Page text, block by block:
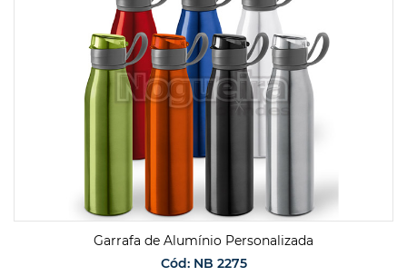
Garrafa de Alumínio Personalizada
Cód: NB 2275